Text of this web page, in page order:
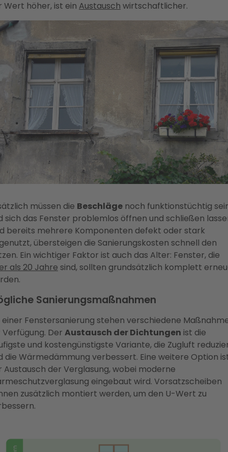
Wert höher, ist ein Austausch wirtschaftlicher.
müssen die Beschläge noch funktionstüchtig
sich das Fenster problemlos öffnen und schließen
bereits mehrere Komponenten defekt oder stark
übersteigen die Sanierungskosten schnell den
Ein wichtiger Faktor ist auch das Alter: Fenster, die
als 20 Jahre sind, sollten grundsätzlich komplett
Sanierungsmaßnahmen
einer Fenstersanierung stehen verschiedene
Verfügung. Der Austausch der Dichtungen ist die
und kostengünstigste Variante, die Zugluft
die Wärmedämmung verbessert. Eine weitere Option
Austausch der Verglasung, wobei moderne
eingebaut wird. Vorsatzscheiben
zusätzlich montiert werden, um den U-Wert zu